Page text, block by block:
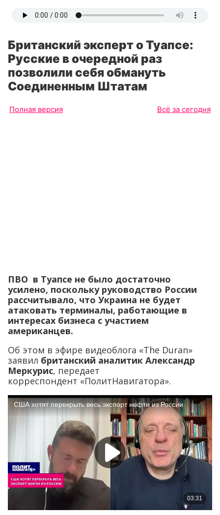
Британский эксперт о Туапсе:
Русские в очередной раз
позволили себя обмануть
Соединенным Штатам
Полная версия Всё за сегодня
ПВО в Туапсе не было достаточно
усилено, поскольку руководство России
рассчитывало, что Украина не будет
атаковать терминалы, работающие в
интересах бизнеса с участием
американцев.
Об этом в эфире видеоблога «The Duran»
заявил британский аналитик Александр
Меркурис, передает
корреспондент «ПолитНавигатора».